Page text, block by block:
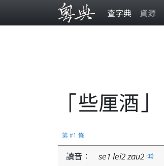
查字典 資源
「些厘酒」
第 #1 條
讀音： se1 lei2zau2